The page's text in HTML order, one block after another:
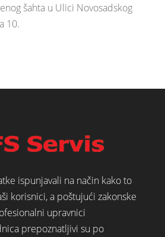
šahta u Ulici Novosadskog
10.
ispunjavali na način kako to
korisnici, a poštujući zakonske
upravnici
prepoznatljivi su po